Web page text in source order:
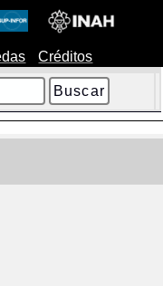
Créditos